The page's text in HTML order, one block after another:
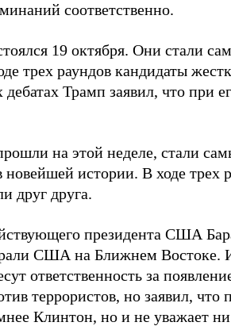
соответственно.
19 октября. Они стали
трех раундов кандидаты
Трамп заявил, что при
на этой неделе, стали
истории. В ходе трех
друг друга.
президента США
США на Ближнем Востоке.
ответственность за
террористов, но заявил, что
Клинтон, но и не уважает